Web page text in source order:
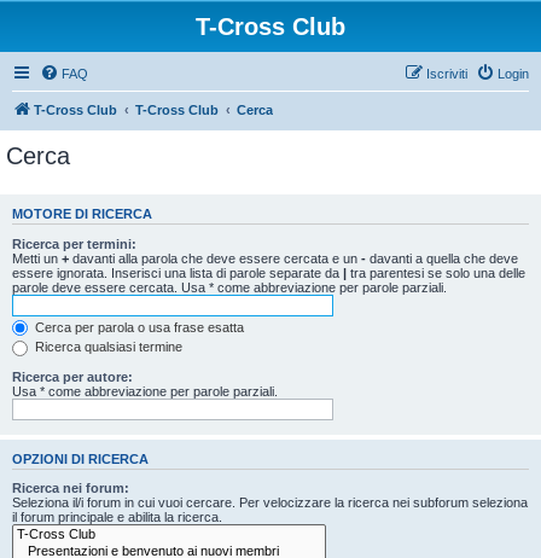
T-Cross Club
FAQ Login
Iscriviti
T-Cross Club T-Cross Club Cerca
Cerca
MOTORE DI RICERCA
Ricerca per termini:
Metti un + davanti alla parola che deve essere cercata e un - davanti a quella che deve
essere ignorata. Inserisci una lista di parole separate da | tra parentesi se solo una delle
parole deve essere cercata. Usa * come abbreviazione per parole parziali.
Cerca per parola o usa frase esatta
Ricerca qualsiasi termine
Ricerca per autore:
Usa * come abbreviazione per parole parziali.
OPZIONI DI RICERCA
Ricerca nei forum:
Seleziona il/i forum in cui vuoi cercare. Per velocizzare la ricerca nei subforum seleziona
il forum principale e abilita la ricerca.